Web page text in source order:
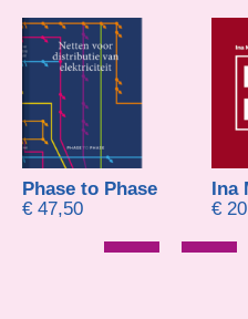
Phase to Phase
€ 47,50
Ina
€